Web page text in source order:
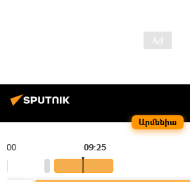
Արմենիա
09:25